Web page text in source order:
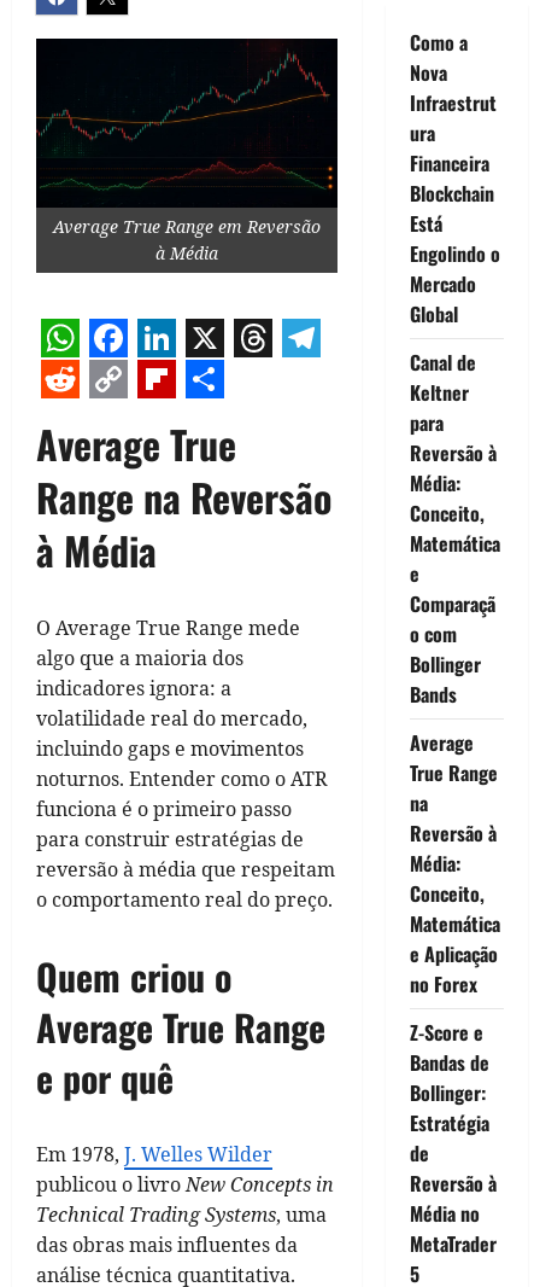
Average True Range em Reversão
à Média
WhatsApp
Facebook
LinkedIn
X Telegram
RedditCopy
Link
Flipboard
Share
Average True
Range na Reversão
à Média
O Average True Range mede
algo que a maioria dos
indicadores ignora: a
volatilidade real do mercado,
incluindo gaps e movimentos
noturnos. Entender como o ATR
funciona é o primeiro passo
para construir estratégias de
reversão à média que respeitam
o comportamento real do preço.
Quem criou o
Average True Range
e por quê
Em 1978, J. Welles Wilder
publicou o livroNew Concepts in
Technical Trading Systems, uma
das obras mais influentes da
análise técnica quantitativa.
Como a
Nova
Infraestrut
ura
Financeira
Blockchain
Está
Engolindo o
Mercado
Global
Canal de
Keltner
para
Reversão à
Média:
Conceito,
Matemática
e
Comparaçã
o com
Bollinger
Bands
Average
True Range
na
Reversão à
Média:
Conceito,
Matemática
e Aplicação
no Forex
Z-Score e
Bandas de
Bollinger:
Estratégia
de
Reversão à
Média no
MetaTrader
5